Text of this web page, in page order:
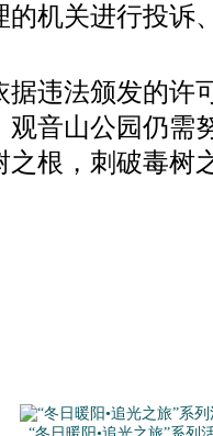
机关进行投诉
违法颁发的许
观音山公园仍需
根，刺破毒树